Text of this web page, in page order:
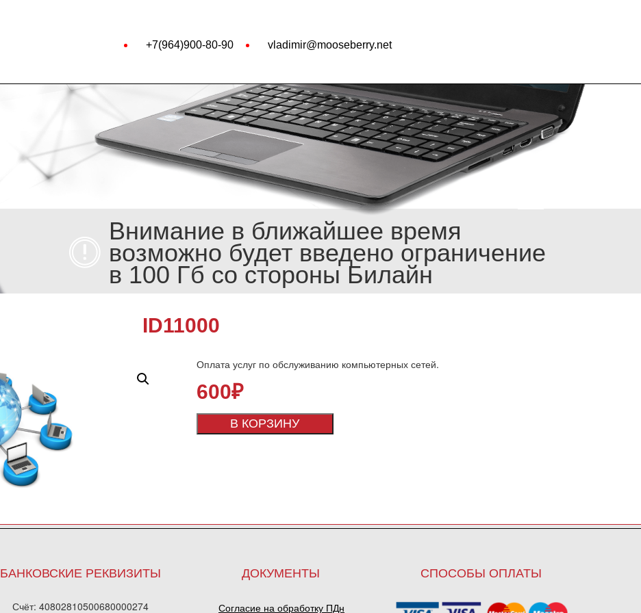
+7(964)900-80-90 vladimir@mooseberry.net
Внимание в ближайшее время
возможно будет введено ограничение
в 100 Гб со стороны Билайн
ID11000
Оплата услуг по обслуживанию компьютерных сетей.
600₽
В КОРЗИНУ
БАНКОВСКИЕ РЕКВИЗИТЫ
Счёт: 40802810500680000274
ДОКУМЕНТЫ
Согласие на обработку ПДн
СПОСОБЫ ОПЛАТЫ